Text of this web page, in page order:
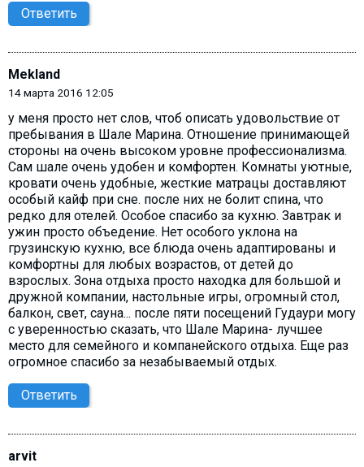
Ответить
Mekland
14 марта 2016 12:05
у меня просто нет слов, чтоб описать удовольствие от
пребывания в Шале Марина. Отношение принимающей
стороны на очень высоком уровне профессионализма.
Сам шале очень удобен и комфортен. Комнаты уютные,
кровати очень удобные, жесткие матрацы доставляют
особый кайф при сне. после них не болит спина, что
редко для отелей. Особое спасибо за кухню. Завтрак и
ужин просто объедение. Нет особого уклона на
грузинскую кухню, все блюда очень адаптированы и
комфортны для любых возрастов, от детей до
взрослых. Зона отдыха просто находка для большой и
дружной компании, настольные игры, огромный стол,
балкон, свет, сауна... после пяти посещений Гудаури могу
с уверенностью сказать, что Шале Марина- лучшее
место для семейного и компанейского отдыха. Еще раз
огромное спасибо за незабываемый отдых.
Ответить
arvit